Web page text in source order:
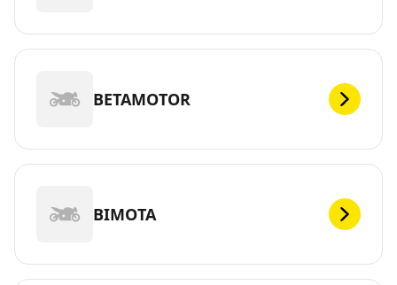
BETAMOTOR
BIMOTA